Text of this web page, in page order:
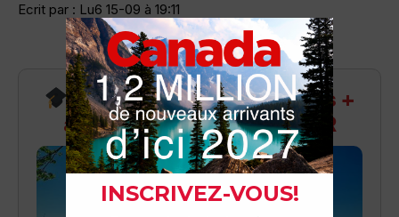
Ecrit par : Lu6 15-09 à 19:11
Recevez infos exclusives +
accès aux webinaires Q&R